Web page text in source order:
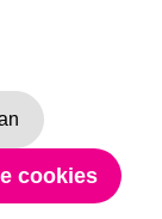
cookies
intrekken